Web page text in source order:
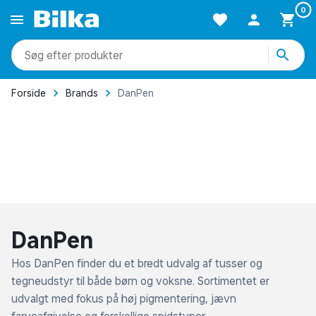
0
produkter
Forside Brands DanPen
DanPen
Hos DanPen finder du et bredt udvalg af tusser og
tegneudstyr til både børn og voksne. Sortimentet er
udvalgt med fokus på høj pigmentering, jævn